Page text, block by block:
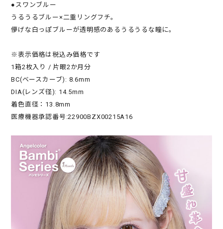
●スワンブルー
うるうるブルー×二重リングフチ。
儚げな白っぽブルーが透明感のあるうるうるな瞳に。
※表示価格は税込み価格です
1箱2枚入り / 片眼2か月分
BC(ベースカーブ): 8.6mm
DIA(レンズ径): 14.5mm
着色直径：13.8mm
医療機器承認番号:22900BZX00215A16